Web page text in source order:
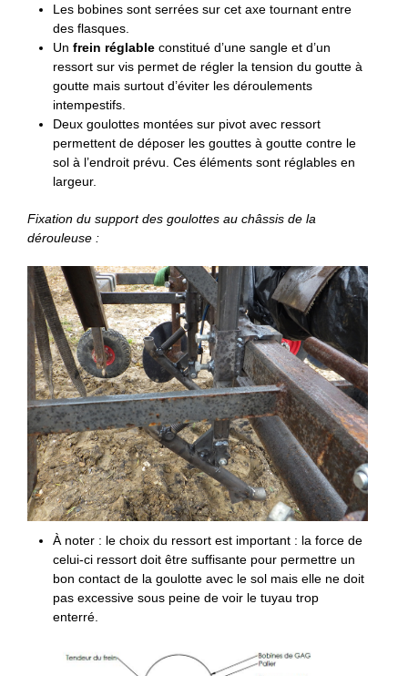
Les bobines sont serrées sur cet axe tournant entre
des flasques.
Unfrein réglable constitué d’une sangle et d’un
ressort sur vis permet de régler la tension du goutte à
goutte mais surtout d’éviter les déroulements
intempestifs.
Deux goulottes montées sur pivot avec ressort
permettent de déposer les gouttes à goutte contre le
sol à l’endroit prévu. Ces éléments sont réglables en
largeur.
Fixation du support des goulottes au châssis de la
dérouleuse :
À noter : le choix du ressort est important : la force de
celui-ci ressort doit être suffisante pour permettre un
bon contact de la goulotte avec le sol mais elle ne doit
pas excessive sous peine de voir le tuyau trop
enterré.